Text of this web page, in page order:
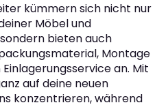
kümmern sich nicht nur
Möbel und
bieten auch
Montage
an. Mit
auf deine neuen
konzentrieren, während